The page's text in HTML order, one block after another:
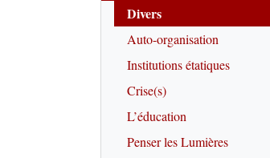
Divers
Auto-organisation
Institutions étatiques
Crise(s)
L’éducation
Penser les Lumières